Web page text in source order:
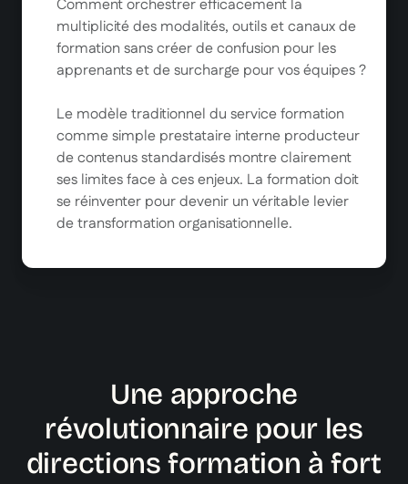
Comment orchestrer efficacement la
multiplicité des modalités, outils et canaux de
formation sans créer de confusion pour les
apprenants et de surcharge pour vos équipes ?
Le modèle traditionnel du service formation
comme simple prestataire interne producteur
de contenus standardisés montre clairement
ses limites face à ces enjeux. La formation doit
se réinventer pour devenir un véritable levier
de transformation organisationnelle.
Une approche
révolutionnaire pour les
directions formation à fort